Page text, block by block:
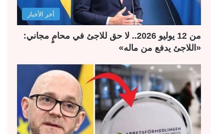
آخر الأخبار
من 12 يوليو 2026.. لا حق للاجئ في محامٍ مجاني:
«اللاجئ يدفع من ماله»